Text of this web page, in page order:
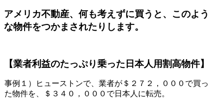
アメリカ不動産、何も考えずに買うと、このよう
な物件をつかまされたりします。
【業者利益のたっぷり乗った日本人用割高物件】
事例１）ヒューストンで、業者が＄２７２，０００で買っ
た物件を、＄３４０，０００で日本人に転売。